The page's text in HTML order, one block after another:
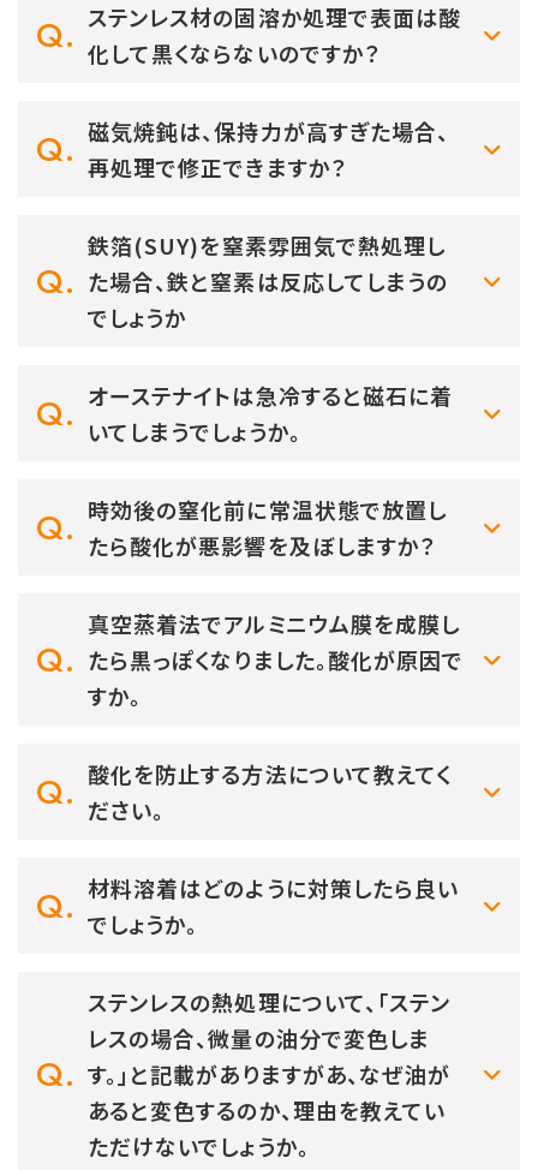
ステンレス材の固溶か処理で表面は酸
化して黒くならないのですか？
磁気焼鈍は、保持力が高すぎた場合、
再処理で修正できますか？
鉄箔(SUY)を窒素雰囲気で熱処理し
た場合、鉄と窒素は反応してしまうの
でしょうか
オーステナイトは急冷すると磁石に着
いてしまうでしょうか。
時効後の窒化前に常温状態で放置し
たら酸化が悪影響を及ぼしますか？
真空蒸着法でアルミニウム膜を成膜し
たら黒っぽくなりました。酸化が原因で
すか。
酸化を防止する方法について教えてく
ださい。
材料溶着はどのように対策したら良い
でしょうか。
ステンレスの熱処理について、「ステン
レスの場合、微量の油分で変色しま
す。」と記載がありますがあ、なぜ油が
あると変色するのか、理由を教えてい
ただけないでしょうか。